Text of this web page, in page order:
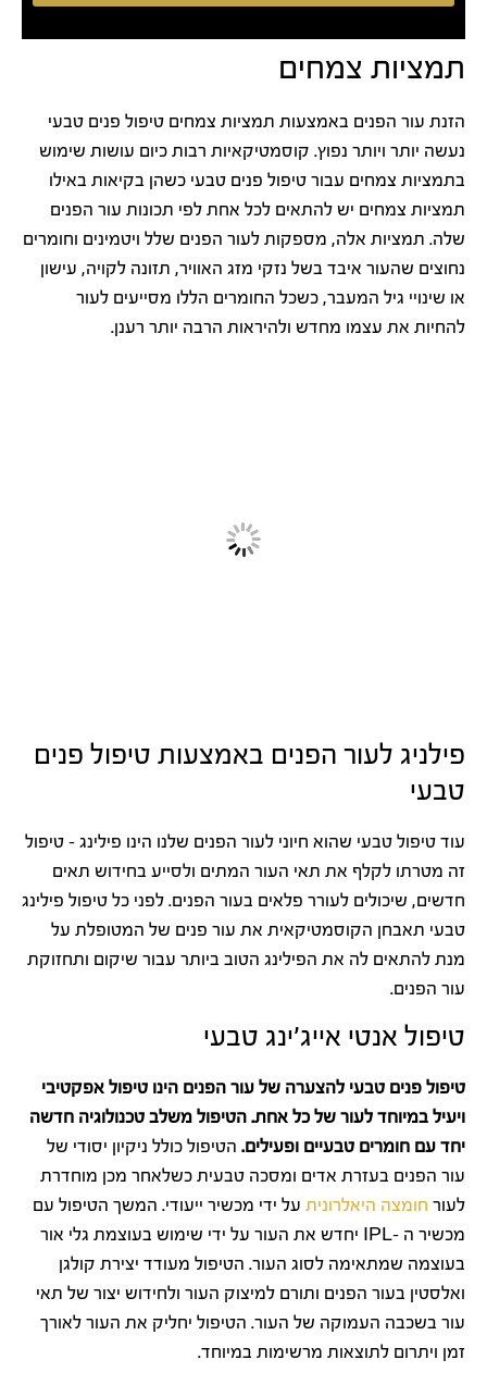
תמציות צמחים
הזנת עור הפנים באמצעות תמציות צמחים טיפול פנים טבעי
נעשה יותר ויותר נפוץ. קוסמטיקאיות רבות כיום עושות שימוש
בתמציות צמחים עבור טיפול פנים טבעי כשהן בקיאות באילו
תמציות צמחים יש להתאים לכל אחת לפי תכונות עור הפנים
שלה. תמציות אלה, מספקות לעור הפנים שלל ויטמינים וחומרים
נחוצים שהעור איבד בשל נזקי מזג האוויר, תזונה לקויה, עישון
או שינויי גיל המעבר, כשכל החומרים הללו מסייעים לעור
להחיות את עצמו מחדש ולהיראות הרבה יותר רענן.
פילניג לעור הפנים באמצעות טיפול פנים
טבעי
עוד טיפול טבעי שהוא חיוני לעור הפנים שלנו הינו פילינג – טיפול
זה מטרתו לקלף את תאי העור המתים ולסייע בחידוש תאים
חדשים, שיכולים לעורר פלאים בעור הפנים. לפני כל טיפול פילינג
טבעי תאבחן הקוסמטיקאית את עור פנים של המטופלת על
מנת להתאים לה את הפילינג הטוב ביותר עבור שיקום ותחזוקת
עור הפנים.
טיפול אנטי אייג'ינג טבעי
טיפול פנים טבעי להצערה של עור הפנים הינו טיפול אפקטיבי
ויעיל במיוחד לעור של כל אחת. הטיפול משלב טכנולוגיה חדשה
יחד עם חומרים טבעיים ופעילים. הטיפול כולל ניקיון יסודי של
עור הפנים בעזרת אדים ומסכה טבעית כשלאחר מכן מוחדרת
לעור חומצה היאלרונית על ידי מכשיר ייעודי. המשך הטיפול עם
מכשיר ה -IPL יחדש את העור על ידי שימוש בעוצמת גלי אור
בעוצמה שמתאימה לסוג העור. הטיפול מעודד יצירת קולגן
ואלסטין בעור הפנים ותורם למיצוק העור ולחידוש יצור של תאי
עור בשכבה העמוקה של העור. הטיפול יחליק את העור לאורך
זמן ויתרום לתוצאות מרשימות במיוחד.